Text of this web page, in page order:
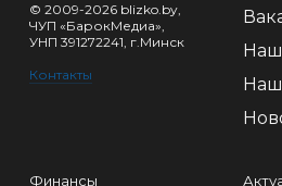
© 2009-2026 blizko.by,
ЧУП «БарокМедиа»,
УНП 391272241, г.Минск
Контакты
Финансы